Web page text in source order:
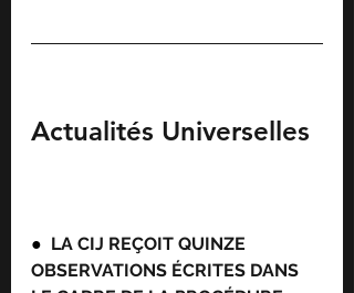
Actualités Universelles
● LA CIJ REÇOIT QUINZE
OBSERVATIONS ÉCRITES DANS